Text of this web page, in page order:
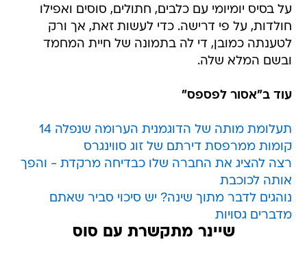
על בסיס יומיומי עם כלבים, חתולים, סוסים ואפילו
חולדות, על פי דרישה. כדי לעשות זאת, אך ורק
לטענתה כמובן, די לה בתמונה של חיית המחמד
ובשם המלא שלה.
עוד ב"אסור לפספס"
תעלומת מותה של הדוגמנית הערומה שנפלה 14
קומות ממרפסת דירתם של זוג סווינגרס
רצה להציג את החברה שלו כבדיחה מרקדת - והפך
אותה לכוכבת
נוהגים לדבר מתוך שינה? יש סיכוי סביר שאתם
מדברים גסויות
שיינר מתקשרת עם סוס